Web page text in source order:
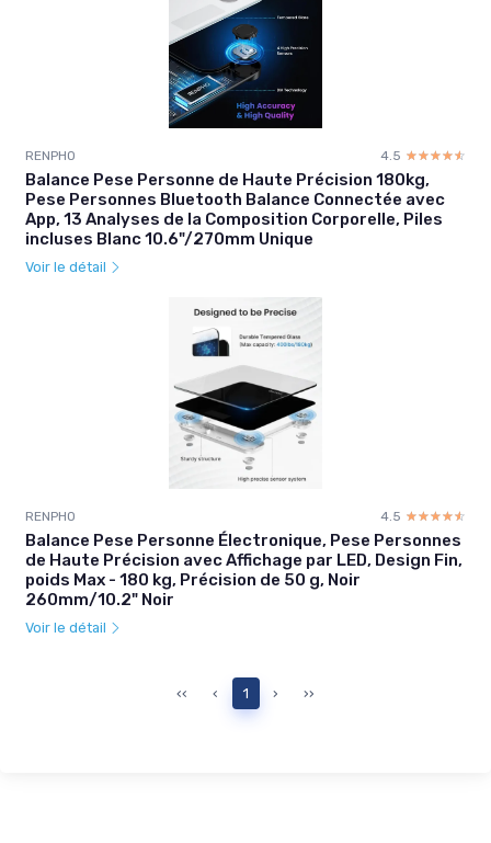
RENPHO 4.5 ☆☆☆☆☆
★★★★★
Balance Pese Personne de Haute Précision 180kg,
Pese Personnes Bluetooth Balance Connectée avec
App, 13 Analyses de la Composition Corporelle, Piles
incluses Blanc 10.6"/270mm Unique
Voir le détail
RENPHO 4.5 ☆☆☆☆☆
★★★★★
Balance Pese Personne Électronique, Pese Personnes
de Haute Précision avec Affichage par LED, Design Fin,
poids Max - 180 kg, Précision de 50 g, Noir
260mm/10.2" Noir
Voir le détail
‹‹ ‹ 1 › ››